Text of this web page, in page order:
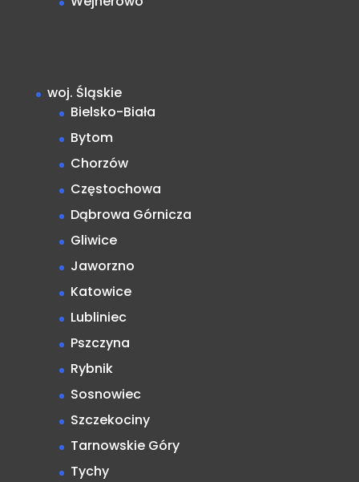
woj. Śląskie
Bielsko-Biała
Bytom
Chorzów
Częstochowa
Dąbrowa Górnicza
Gliwice
Jaworzno
Katowice
Lubliniec
Pszczyna
Rybnik
Sosnowiec
Szczekociny
Tarnowskie Góry
Tychy